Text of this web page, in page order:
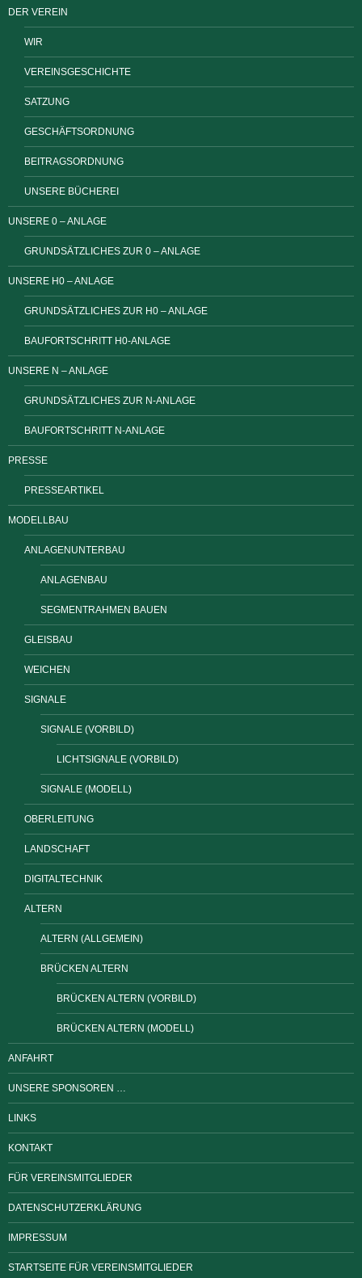
DER VEREIN
WIR
VEREINSGESCHICHTE
SATZUNG
GESCHÄFTSORDNUNG
BEITRAGSORDNUNG
UNSERE BÜCHEREI
UNSERE 0 – ANLAGE
GRUNDSÄTZLICHES ZUR 0 – ANLAGE
UNSERE H0 – ANLAGE
GRUNDSÄTZLICHES ZUR H0 – ANLAGE
BAUFORTSCHRITT H0-ANLAGE
UNSERE N – ANLAGE
GRUNDSÄTZLICHES ZUR N-ANLAGE
BAUFORTSCHRITT N-ANLAGE
PRESSE
PRESSEARTIKEL
MODELLBAU
ANLAGENUNTERBAU
ANLAGENBAU
SEGMENTRAHMEN BAUEN
GLEISBAU
WEICHEN
SIGNALE
SIGNALE (VORBILD)
LICHTSIGNALE (VORBILD)
SIGNALE (MODELL)
OBERLEITUNG
LANDSCHAFT
DIGITALTECHNIK
ALTERN
ALTERN (ALLGEMEIN)
BRÜCKEN ALTERN
BRÜCKEN ALTERN (VORBILD)
BRÜCKEN ALTERN (MODELL)
ANFAHRT
UNSERE SPONSOREN …
LINKS
KONTAKT
FÜR VEREINSMITGLIEDER
DATENSCHUTZERKLÄRUNG
IMPRESSUM
STARTSEITE FÜR VEREINSMITGLIEDER